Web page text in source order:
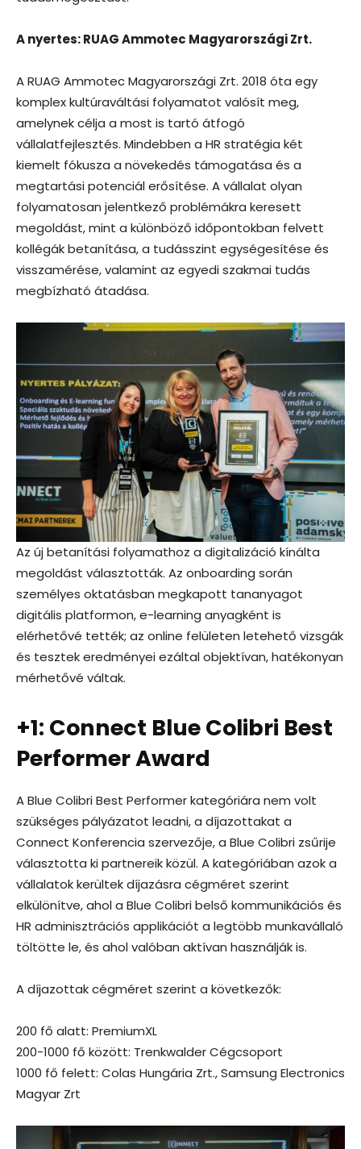
A nyertes: RUAG Ammotec Magyarországi Zrt.
A RUAG Ammotec Magyarországi Zrt. 2018 óta egy
komplex kultúraváltási folyamatot valósít meg,
amelynek célja a most is tartó átfogó
vállalatfejlesztés. Mindebben a HR stratégia két
kiemelt fókusza a növekedés támogatása és a
megtartási potenciál erősítése. A vállalat olyan
folyamatosan jelentkező problémákra keresett
megoldást, mint a különböző időpontokban felvett
kollégák betanítása, a tudásszint egységesítése és
visszamérése, valamint az egyedi szakmai tudás
megbízható átadása.
Az új betanítási folyamathoz a digitalizáció kínálta
megoldást választották. Az onboarding során
személyes oktatásban megkapott tananyagot
digitális platformon, e-learning anyagként is
elérhetővé tették; az online felületen letehető vizsgák
és tesztek eredményei ezáltal objektívan, hatékonyan
mérhetővé váltak.
+1: Connect Blue Colibri Best
Performer Award
A Blue Colibri Best Performer kategóriára nem volt
szükséges pályázatot leadni, a díjazottakat a
Connect Konferencia szervezője, a Blue Colibri zsűrije
választotta ki partnereik közül. A kategóriában azok a
vállalatok kerültek díjazásra cégméret szerint
elkülönítve, ahol a Blue Colibri belső kommunikációs és
HR adminisztrációs applikációt a legtöbb munkavállaló
töltötte le, és ahol valóban aktívan használják is.
A díjazottak cégméret szerint a következők:
200 fő alatt: PremiumXL
200-1000 fő között: Trenkwalder Cégcsoport
1000 fő felett: Colas Hungária Zrt., Samsung Electronics
Magyar Zrt